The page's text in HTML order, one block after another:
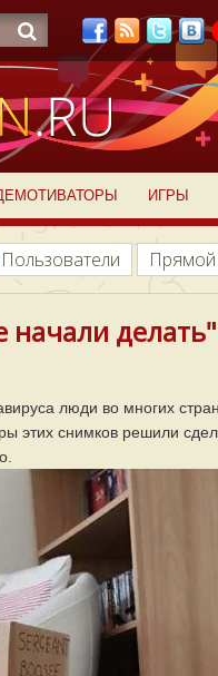
ИГРЫ
Пользователи
начали
люди во многих
этих снимков решили